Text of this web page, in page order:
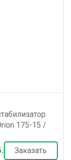
175-15 /
Заказать